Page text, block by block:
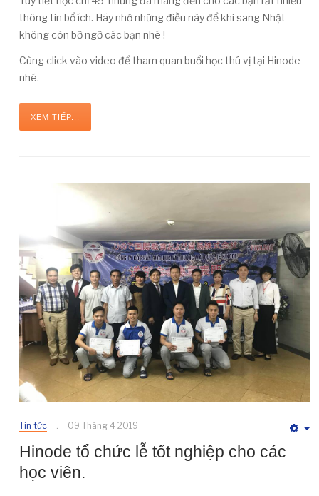
thông tin bổ ích. Hãy nhớ những điều này để khi sang Nhật
không còn bỡ ngỡ các bạn nhé !
Cùng click vào video để tham quan buổi học thú vị tại Hinode
nhé.
XEM TIẾP...
Tin tức 09 Tháng 4 2019
Hinode tổ chức lễ tốt nghiệp cho các
học viên.